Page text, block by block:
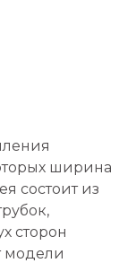
ширина
состоит из
сторон
модели